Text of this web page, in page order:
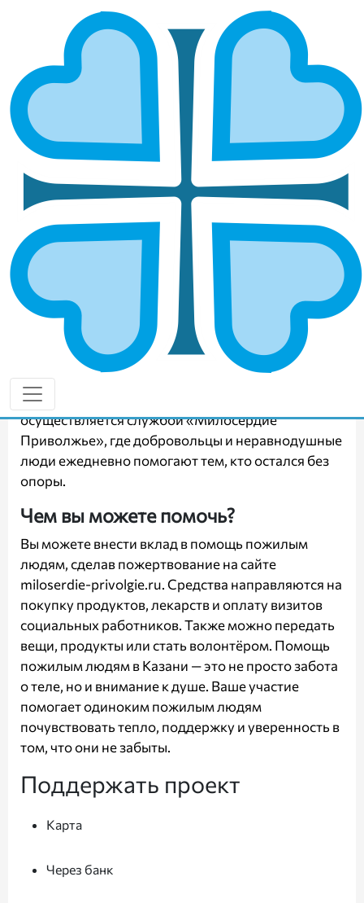
БЛАГОТВОРИТЕЛЬНАЯ ПОМОЩЬ
ПОЖИЛЫМ ЛЮДЯМ
Какая бывает благотворительная
помощь пожилым людям?
Благотворительная помощь пожилым людям
включает широкий спектр поддержки — от
доставки продуктов и лекарств до общения и
сопровождения. Одинокие пенсионеры и
маломобильные люди часто нуждаются не
только в материальной, но и в душевной помощи.
Гуманитарная помощь пенсионерам включает
наборы с продуктами, одеждой, средствами
гигиены, а также оплату лечения и бытовых услуг.
Социальная поддержка пожилых
осуществляется службой «Милосердие
Приволжье», где добровольцы и неравнодушные
люди ежедневно помогают тем, кто остался без
опоры.
Чем вы можете помочь?
Вы можете внести вклад в помощь пожилым
людям, сделав пожертвование на сайте
miloserdie-privolgie.ru. Средства направляются на
покупку продуктов, лекарств и оплату визитов
социальных работников. Также можно передать
вещи, продукты или стать волонтёром. Помощь
пожилым людям в Казани — это не просто забота
о теле, но и внимание к душе. Ваше участие
помогает одиноким пожилым людям
почувствовать тепло, поддержку и уверенность в
том, что они не забыты.
Поддержать проект
Карта
Через банк
Подписаться